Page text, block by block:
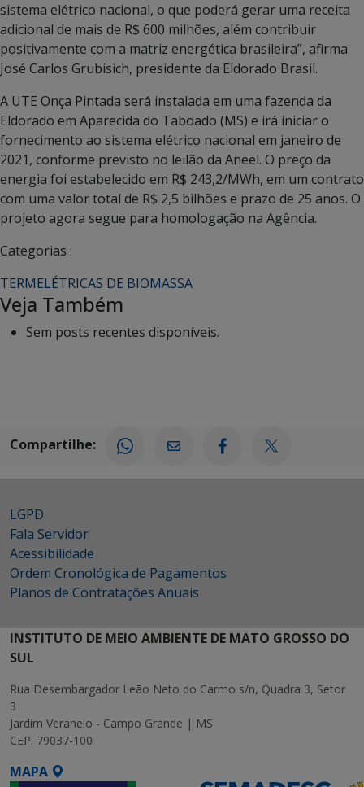
sistema elétrico nacional, o que poderá gerar uma receita
adicional de mais de R$ 600 milhões, além contribuir
positivamente com a matriz energética brasileira”, afirma
José Carlos Grubisich, presidente da Eldorado Brasil.
A UTE Onça Pintada será instalada em uma fazenda da
Eldorado em Aparecida do Taboado (MS) e irá iniciar o
fornecimento ao sistema elétrico nacional em janeiro de
2021, conforme previsto no leilão da Aneel. O preço da
energia foi estabelecido em R$ 243,2/MWh, em um contrato
com uma valor total de R$ 2,5 bilhões e prazo de 25 anos. O
projeto agora segue para homologação na Agência.
Categorias :
TERMELÉTRICAS DE BIOMASSA
Veja Também
Sem posts recentes disponíveis.
Compartilhe:
LGPD
Fala Servidor
Acessibilidade
Ordem Cronológica de Pagamentos
Planos de Contratações Anuais
INSTITUTO DE MEIO AMBIENTE DE MATO GROSSO DO
SUL
Rua Desembargador Leão Neto do Carmo s/n, Quadra 3, Setor
3
Jardim Veraneio - Campo Grande | MS
CEP: 79037-100
MAPA